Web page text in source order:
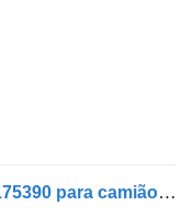
Ar condicionado automóvel 7421175390 para camião Renault Premium | 96